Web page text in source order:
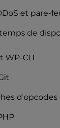
et pare-
de
WP-CLI